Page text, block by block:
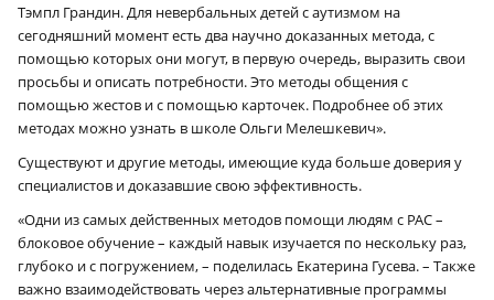
Тэмпл Грандин. Для невербальных детей с аутизмом на
сегодняшний момент есть два научно доказанных метода, с
помощью которых они могут, в первую очередь, выразить свои
просьбы и описать потребности. Это методы общения с
помощью жестов и с помощью карточек. Подробнее об этих
методах можно узнать в школе Ольги Мелешкевич».
Существуют и другие методы, имеющие куда больше доверия у
специалистов и доказавшие свою эффективность.
«Одни из самых действенных методов помощи людям с РАС –
блоковое обучение – каждый навык изучается по нескольку раз,
глубоко и с погружением, – поделилась Екатерина Гусева. – Также
важно взаимодействовать через альтернативные программы